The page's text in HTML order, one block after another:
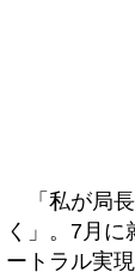
「私が局
く」。7月
ートラル実